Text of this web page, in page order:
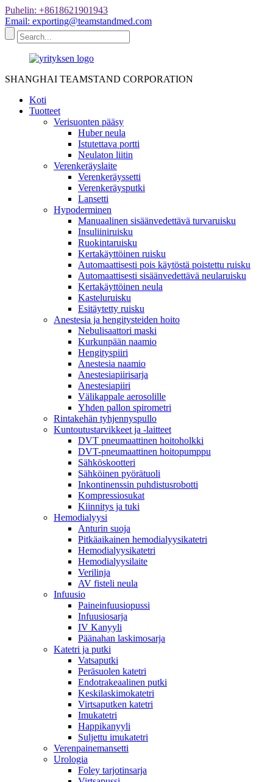
Puhelin: +8618621901943
Email: exporting@teamstandmed.com
SHANGHAI TEAMSTAND CORPORATION
Koti
Tuotteet
Verisuonten pääsy
Huber neula
Istutettava portti
Neulaton liitin
Verenkeräyslaite
Verenkeräyssetti
Verenkeräysputki
Lansetti
Hypoderminen
Manuaalinen sisäänvedettävä turvaruisku
Insuliiniruisku
Ruokintaruisku
Kertakäyttöinen ruisku
Automaattisesti pois käytöstä poistettu ruisku
Automaattisesti sisäänvedettävä neularuisku
Kertakäyttöinen neula
Kasteluruisku
Esitäytetty ruisku
Anestesia ja hengitysteiden hoito
Nebulisaattori maski
Kurkunpään naamio
Hengityspiiri
Anestesia naamio
Anestesiapiirisarja
Anestesiapiiri
Välikappale aerosolille
Yhden pallon spirometri
Rintakehän tyhjennyspullo
Kuntoutustarvikkeet ja -laitteet
DVT pneumaattinen hoitoholkki
DVT-pneumaattinen hoitopumppu
Sähköskootteri
Sähköinen pyörätuoli
Inkontinenssin puhdistusrobotti
Kompressiosukat
Kiinnitys ja tuki
Hemodialyysi
Anturin suoja
Pitkäaikainen hemodialyysikatetri
Hemodialyysikatetri
Hemodialyysilaite
Verilinja
AV fisteli neula
Infuusio
Paineinfuusiopussi
Infuusiosarja
IV Kanyyli
Päänahan laskimosarja
Katetri ja putki
Vatsaputki
Peräsuolen katetri
Endotrakeaalinen putki
Keskilaskimokatetri
Virtsaputken katetri
Imukatetri
Happikanyyli
Suljettu imukatetri
Verenpainemansetti
Urologia
Foley tarjotinsarja